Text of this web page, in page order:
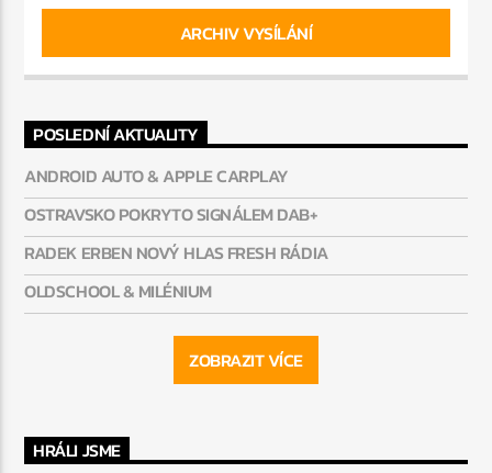
ARCHIV VYSÍLÁNÍ
POSLEDNÍ AKTUALITY
ANDROID AUTO & APPLE CARPLAY
OSTRAVSKO POKRYTO SIGNÁLEM DAB+
RADEK ERBEN NOVÝ HLAS FRESH RÁDIA
OLDSCHOOL & MILÉNIUM
ZOBRAZIT VÍCE
HRÁLI JSME